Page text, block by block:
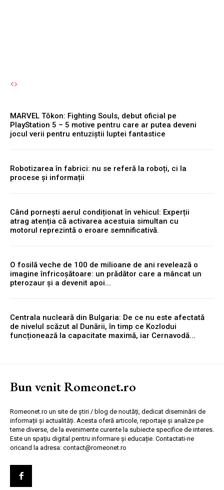
MARVEL Tōkon: Fighting Souls, debut oficial pe
PlayStation 5 – 5 motive pentru care ar putea deveni
jocul verii pentru entuziștii luptei fantastice
Robotizarea în fabrici: nu se referă la roboți, ci la
procese și informații
Când pornești aerul condiționat în vehicul: Experții
atrag atenția că activarea acestuia simultan cu
motorul reprezintă o eroare semnificativă.
O fosilă veche de 100 de milioane de ani revelează o
imagine înfricoșătoare: un prădător care a mâncat un
pterozaur și a devenit apoi...
Centrala nucleară din Bulgaria: De ce nu este afectată
de nivelul scăzut al Dunării, în timp ce Kozlodui
funcționează la capacitate maximă, iar Cernavodă...
Bun venit Romeonet.ro
Romeonet.ro un site de știri / blog de noutăți, dedicat diseminării de
informații și actualități. Acesta oferă articole, reportaje și analize pe
teme diverse, de la evenimente curente la subiecte specifice de interes.
Este un spațiu digital pentru informare și educație. Contactati-ne
oricand la adresa: contact@romeonet.ro